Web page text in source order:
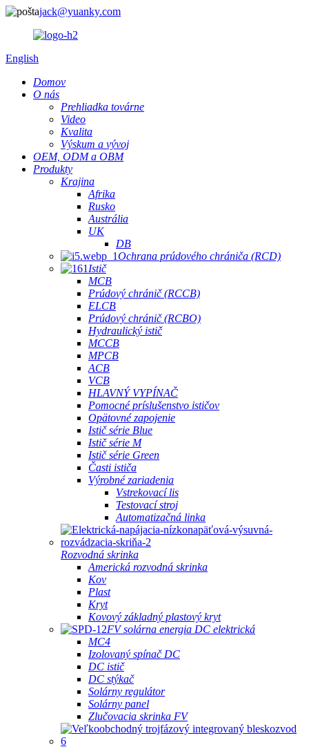
jack@yuanky.com
English
Domov
O nás
Prehliadka továrne
Video
Kvalita
Výskum a vývoj
OEM, ODM a OBM
Produkty
Krajina
Afrika
Rusko
Austrália
UK
DB
Ochrana prúdového chrániča (RCD)
Istič
MCB
Prúdový chránič (RCCB)
ELCB
Prúdový chránič (RCBO)
Hydraulický istič
MCCB
MPCB
ACB
VCB
HLAVNÝ VYPÍNAČ
Pomocné príslušenstvo ističov
Opätovné zapojenie
Istič série Blue
Istič série M
Istič série Green
Časti ističa
Výrobné zariadenia
Vstrekovací lis
Testovací stroj
Automatizačná linka
Rozvodná skrinka
Americká rozvodná skrinka
Kov
Plast
Kryt
Kovový základný plastový kryt
FV solárna energia DC elektrická
MC4
Izolovaný spínač DC
DC istič
DC stýkač
Solárny regulátor
Solárny panel
Zlučovacia skrinka FV